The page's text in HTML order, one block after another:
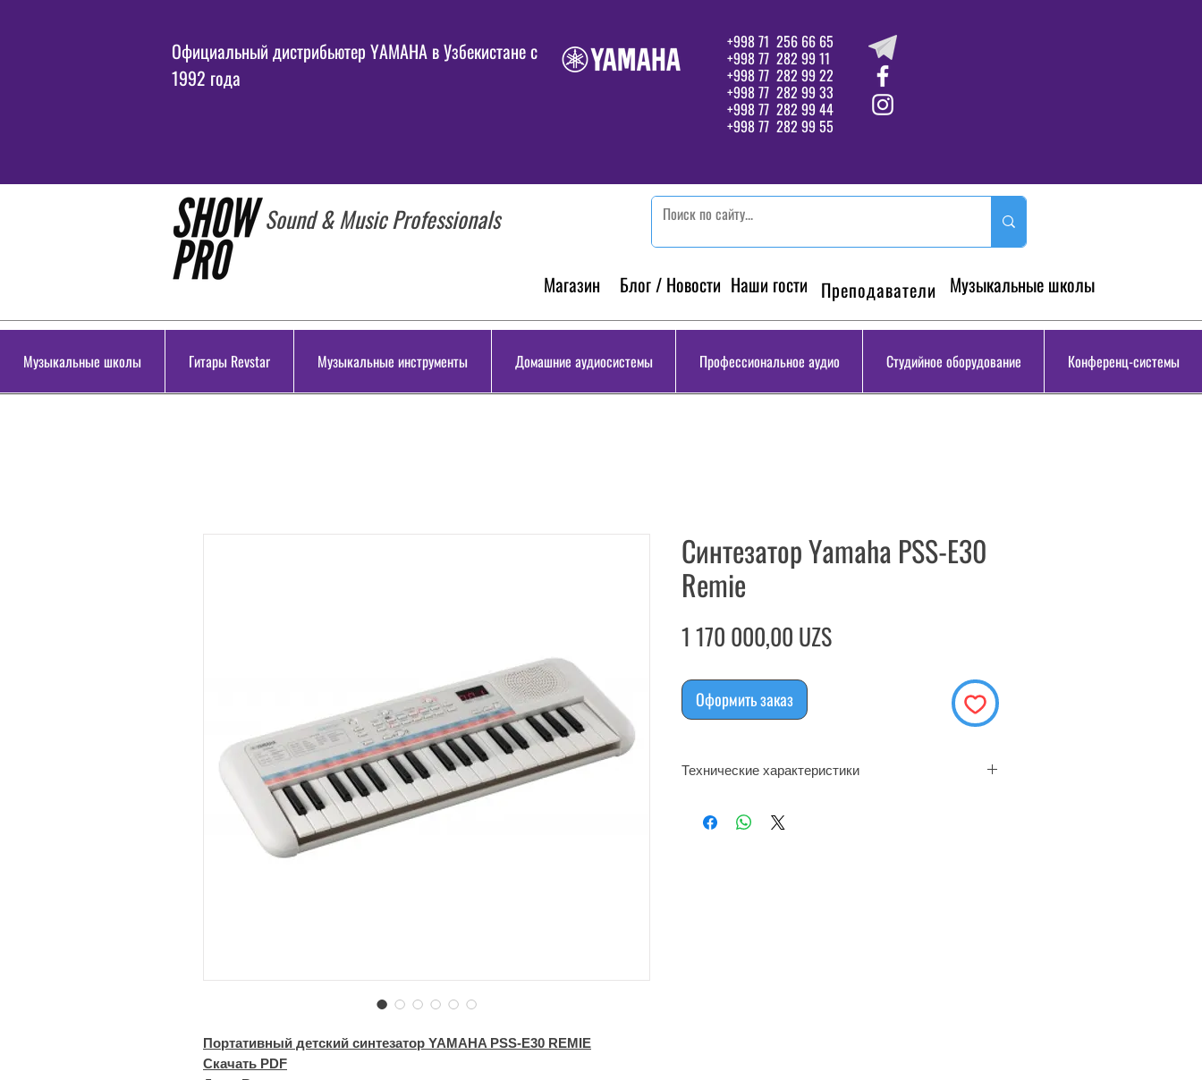
Официальный дистрибьютер YAMAHA в Узбекистане c
1992 года
+998 71 256 66 65
+998 77 282 99 11
+998 77 282 99 22
+998 77 282 99 33
+998 77 282 99 44
+998 77 282 99 55
Sound & Music Professionals
Магазин Блог / Новости Наши гости Преподаватели Музыкальные школы
Музыкальные школы Гитары Revstar Музыкальные инструменты Домашние аудиосистемы Профессиональное аудио Студийное оборудование Конференц-системы
Портативный детский синтезатор YAMAHA PSS-E30 REMIE
Скачать PDF
Синтезатор Yamaha PSS-E30
Remie
1 170 000,00 UZSЦена
Оформить заказ
Технические характеристики
74 звуковых эффекта